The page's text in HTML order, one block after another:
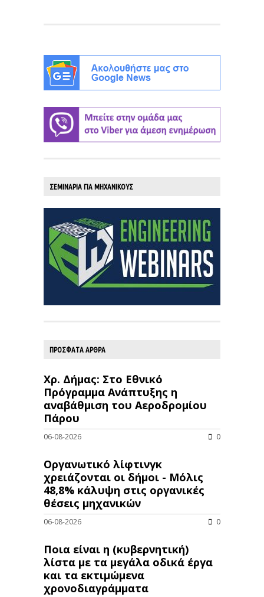
ΣΕΜΙΝΑΡΙΑ ΓΙΑ ΜΗΧΑΝΙΚΟΥΣ
ΠΡΟΣΦΑΤΑ ΑΡΘΡΑ
Χρ. Δήμας: Στο Εθνικό
Πρόγραμμα Ανάπτυξης η
αναβάθμιση του Αεροδρομίου
Πάρου
06-08-2026 0
Οργανωτικό λίφτινγκ
χρειάζονται οι δήμοι - Μόλις
48,8% κάλυψη στις οργανικές
θέσεις μηχανικών
06-08-2026 0
Ποια είναι η (κυβερνητική)
λίστα με τα μεγάλα οδικά έργα
και τα εκτιμώμενα
χρονοδιαγράμματα